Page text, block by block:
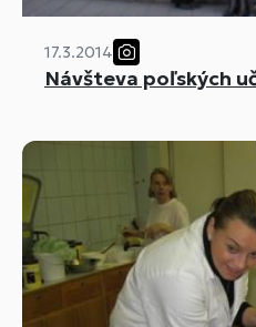
17.3.2014
Návšteva poľských